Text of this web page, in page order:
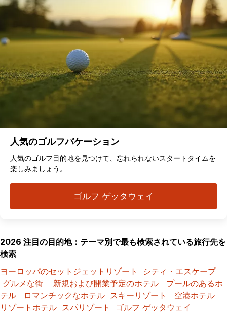
人気のゴルフバケーション
人気のゴルフ目的地を見つけて、忘れられないスタートタイムを
楽しみましょう。
ゴルフ ゲッタウェイ
2026 注目の目的地：テーマ別で最も検索されている旅行先を
検索
ヨーロッパのセットジェットリゾート
シティ・エスケープ
グルメな街
新規および開業予定のホテル
プールのあるホ
テル
ロマンチックなホテル スキーリゾート
空港ホテル
リゾートホテル スパリゾート
ゴルフ ゲッタウェイ